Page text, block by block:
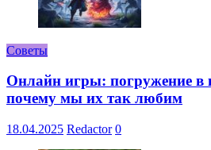
Советы
Онлайн игры: погружение в
почему мы их так любим
18.04.2025 Redactor 0